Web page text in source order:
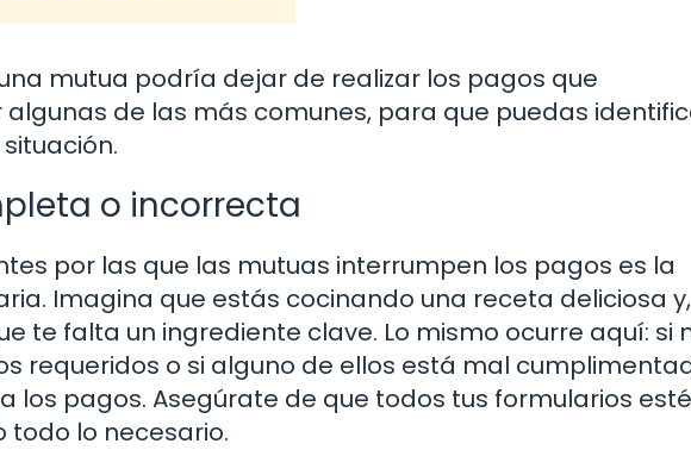
mutua podría dejar de realizar los pagos que
de las más comunes, para que puedas
o incorrecta
por las que las mutuas interrumpen los pagos es la
Imagina que estás cocinando una receta deliciosa y,
te falta un ingrediente clave. Lo mismo ocurre aquí: si
requeridos o si alguno de ellos está mal
los pagos. Asegúrate de que todos tus formularios
todo lo necesario.